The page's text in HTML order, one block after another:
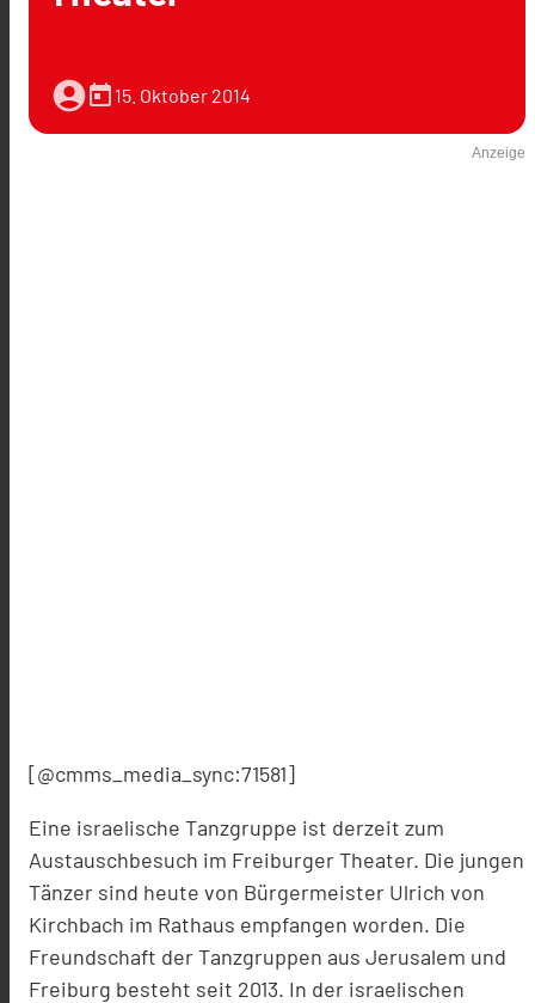
account_circletoday 15. Oktober 2014
Anzeige
[@cmms_media_sync:71581]
Eine israelische Tanzgruppe ist derzeit zum
Austauschbesuch im Freiburger Theater. Die jungen
Tänzer sind heute von Bürgermeister Ulrich von
Kirchbach im Rathaus empfangen worden. Die
Freundschaft der Tanzgruppen aus Jerusalem und
Freiburg besteht seit 2013. In der israelischen